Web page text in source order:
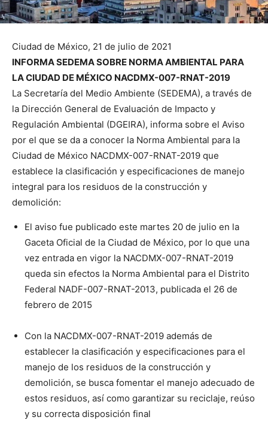
Ciudad de México, 21 de julio de 2021
INFORMA SEDEMA SOBRE NORMA AMBIENTAL PARA
LA CIUDAD DE MÉXICO NACDMX-007-RNAT-2019
La Secretaría del Medio Ambiente (SEDEMA), a través de
la Dirección General de Evaluación de Impacto y
Regulación Ambiental (DGEIRA), informa sobre el Aviso
por el que se da a conocer la Norma Ambiental para la
Ciudad de México NACDMX-007-RNAT-2019 que
establece la clasificación y especificaciones de manejo
integral para los residuos de la construcción y
demolición:
El aviso fue publicado este martes 20 de julio en la
Gaceta Oficial de la Ciudad de México, por lo que una
vez entrada en vigor la NACDMX-007-RNAT-2019
queda sin efectos la Norma Ambiental para el Distrito
Federal NADF-007-RNAT-2013, publicada el 26 de
febrero de 2015
Con la NACDMX-007-RNAT-2019 además de
establecer la clasificación y especificaciones para el
manejo de los residuos de la construcción y
demolición, se busca fomentar el manejo adecuado de
estos residuos, así como garantizar su reciclaje, reúso
y su correcta disposición final